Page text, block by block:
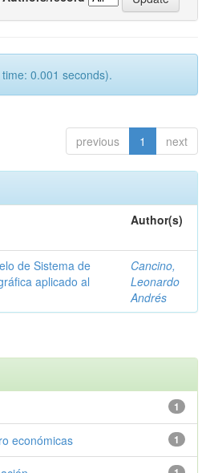
0.001 seconds).
previous 1 next
Author(s)
de Sistema de
aplicado al
Cancino,
Leonardo
Andrés
1
1
económicas